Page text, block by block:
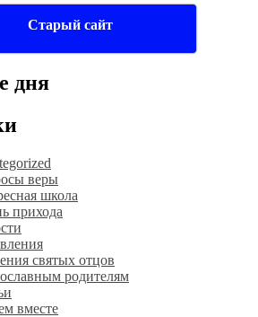
Старый сайт
дня
веры
школа
прихода
святых отцов
родителям
вместе